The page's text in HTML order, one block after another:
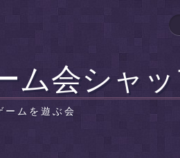
ム会シャ
ームを遊ぶ会